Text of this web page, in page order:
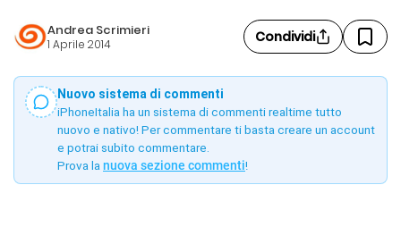
Andrea Scrimieri
1 Aprile 2014 Condividi
Nuovo sistema di commenti
iPhoneItalia ha un sistema di commenti realtime tutto
nuovo e nativo! Per commentare ti basta creare un account
e potrai subito commentare.
Prova la nuova sezione commenti!